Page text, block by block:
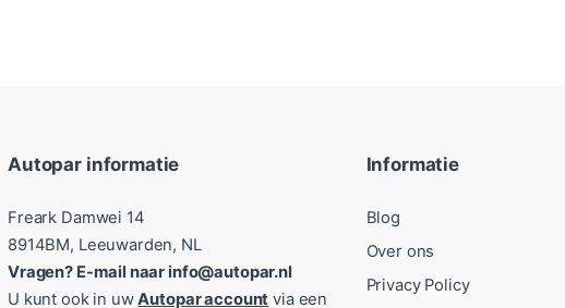
Autopar informatie
Freark Damwei 14
8914BM, Leeuwarden, NL
Vragen? E-mail naar info@autopar.nl
U kunt ook in uwAutopar account via een
Informatie
Blog
Over ons
Privacy Policy